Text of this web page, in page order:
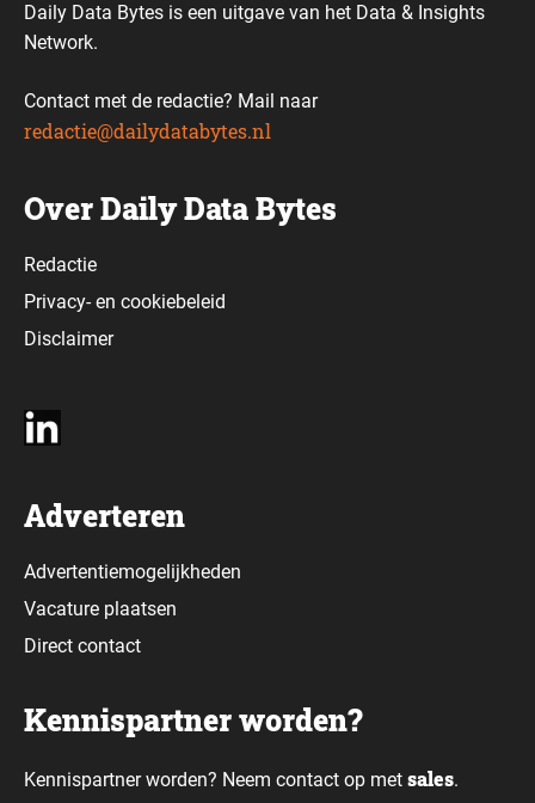
Daily Data Bytes is een uitgave van het Data & Insights
Network.
Contact met de redactie? Mail naar
redactie@dailydatabytes.nl
Over Daily Data Bytes
Redactie
Privacy-en cookiebeleid
Disclaimer
Adverteren
Advertentiemogelijkheden
Vacature plaatsen
Direct contact
Kennispartner worden?
Kennispartner worden? Neem contact op met sales.